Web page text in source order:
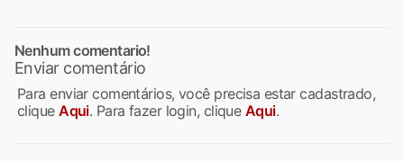
Nenhum comentario!
Enviar comentário
Para enviar comentários, você precisa estar cadastrado,
cliqueAqui. Para fazer login, clique Aqui.